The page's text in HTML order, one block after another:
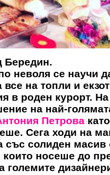
Бередин.
неволя се научи
на топли и
в роден курорт. На
на най-
Петрова като
Сега ходи на
със солиден масив
които носеше до
големите